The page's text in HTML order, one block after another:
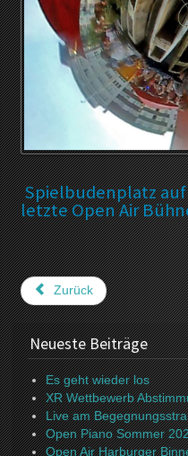
Spielbudenplatz auf
letzte Open Air
Zurück
Neueste Beiträge
Es geht wieder los
XR Wettbewerb
Live am
Open Piano Sommer
Open Air Harburger